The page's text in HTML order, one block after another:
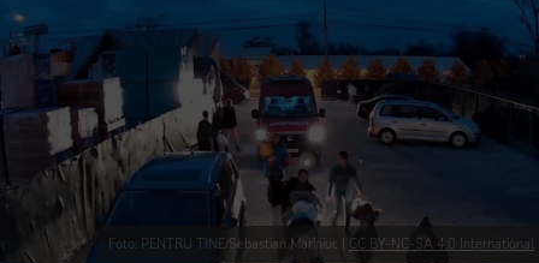
Foto: PENTRU TINE/Sebastian Mariniuc | CC BY-NC-SA 4.0 International